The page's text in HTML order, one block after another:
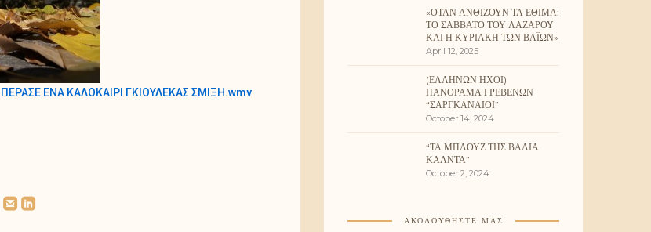
ΠΕΡΑΣΕ ΕΝΑ ΚΑΛΟΚΑΙΡΙ ΓΚΙΟΥΛΕΚΑΣ ΣΜΙΞΗ.wmv
roundedemail roundedlinkedin
«ΌΤΑΝ ΑΝΘΊΖΟΥΝ ΤΑ ΈΘΙΜΑ:
ΤΟ ΣΆΒΒΑΤΟ ΤΟΥ ΛΑΖΆΡΟΥ
ΚΑΙ Η ΚΥΡΙΑΚΉ ΤΩΝ ΒΑΪ́ΩΝ»
April 12, 2025
(ΕΛΛΉΝΩΝ ΉΧΟΙ)
ΠΑΝΌΡΑΜΑ ΓΡΕΒΕΝΏΝ
“ΣΑΡΓΚΑΝΑΊΟΙ”
October 14, 2024
“ΤΑ ΜΠΛΟΥΖ ΤΗΣ ΒΆΛΙΑ
ΚΆΛΝΤΑ”
October 2, 2024
ΑΚΟΛΟΥΘΉΣΤΕ ΜΑΣ